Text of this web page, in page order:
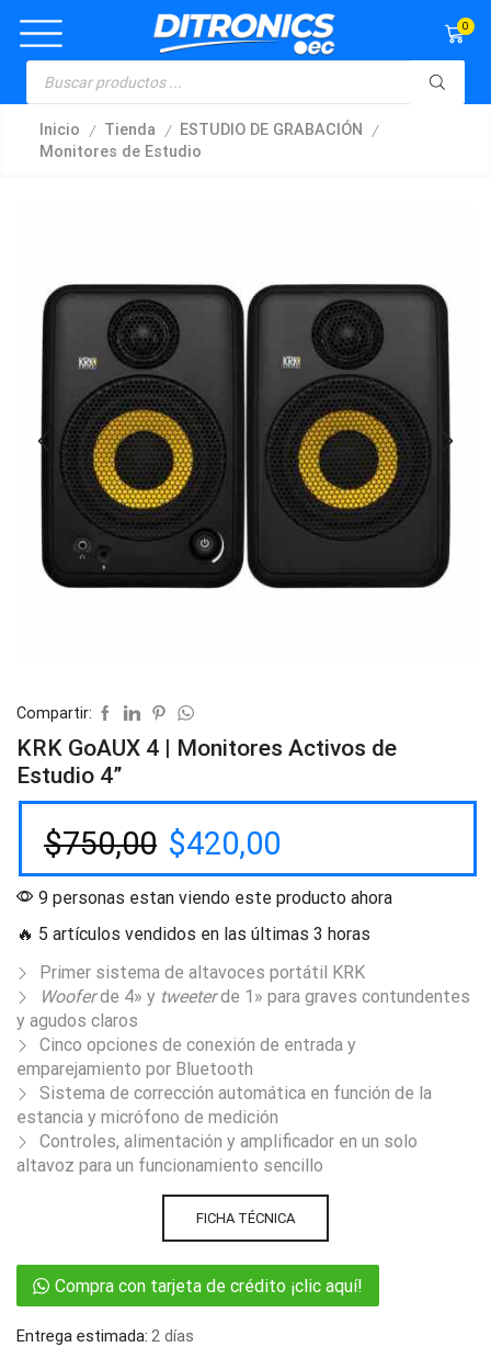
0
Inicio / Tienda / ESTUDIO DE GRABACIÓN /
Monitores de Estudio
Compartir:
KRK GoAUX 4 | Monitores Activos de
Estudio 4”
$750,00 $420,00
9 personas estan viendo este producto ahora
🔥 5 artículos vendidos en las últimas 3 horas
Primer sistema de altavoces portátil KRK
Wooferde 4» y tweeterde 1» para graves contundentes
y agudos claros
Cinco opciones de conexión de entrada y
emparejamiento por Bluetooth
Sistema de corrección automática en función de la
estancia y micrófono de medición
Controles, alimentación y amplificador en un solo
altavoz para un funcionamiento sencillo
FICHA TÉCNICA
Compra con tarjeta de crédito ¡clic aquí!
Entrega estimada: 2 días